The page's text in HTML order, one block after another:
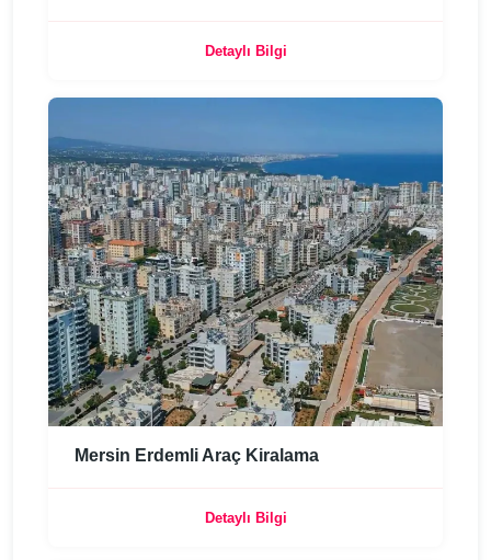
Detaylı Bilgi
Mersin Erdemli Araç Kiralama
Detaylı Bilgi